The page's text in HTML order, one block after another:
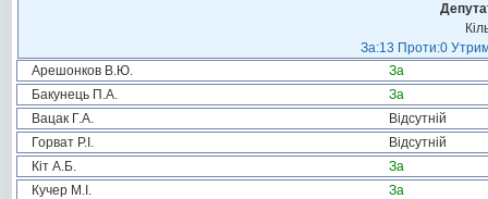
За:13 Проти:0
Арешонков В.Ю.
За
Бакунець П.А.
За
Вацак Г.А.
Відсутній
Горват Р.І.
Відсутній
Кіт А.Б.
За
Кучер М.І.
За